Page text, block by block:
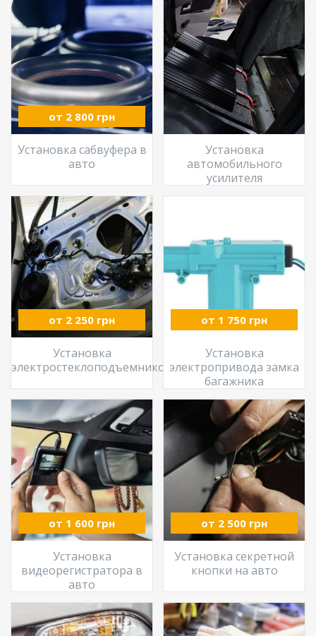
от 2 800 грн
Установка сабвуфера в
авто
Установка
автомобильного
усилителя
от 2 250 грн
Установка
электростеклоподъемников
от 1 750 грн
Установка
электропривода замка
багажника
от 1 600 грн
Установка
видеорегистратора в
авто
от 2 500 грн
Установка секретной
кнопки на авто